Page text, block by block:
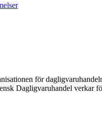
för
Dagligvaruhandel verkar